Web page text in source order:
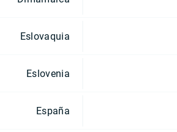
Eslovaquia
Eslovenia
España